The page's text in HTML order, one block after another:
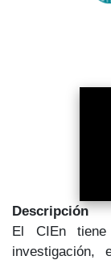
Descripción
El CIEn tiene
investigación,